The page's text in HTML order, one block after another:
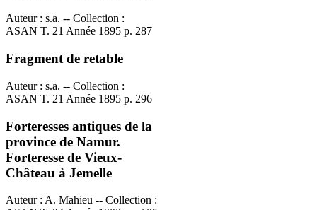
Auteur : s.a. -- Collection :
ASAN T. 21 Année 1895 p. 287
Fragment de retable
Auteur : s.a. -- Collection :
ASAN T. 21 Année 1895 p. 296
Forteresses antiques de la
province de Namur.
Forteresse de Vieux-
Château à Jemelle
Auteur : A. Mahieu -- Collection :